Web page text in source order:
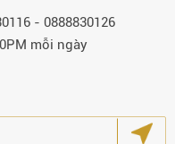
- 0888830126
mỗi ngày